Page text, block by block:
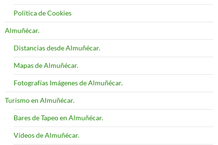
Política de Cookies
Almuñécar.
Distancias desde Almuñécar.
Mapas de Almuñécar.
Fotografías Imágenes de Almuñécar.
Turismo en Almuñécar.
Bares de Tapeo en Almuñécar.
Vídeos de Almuñécar.